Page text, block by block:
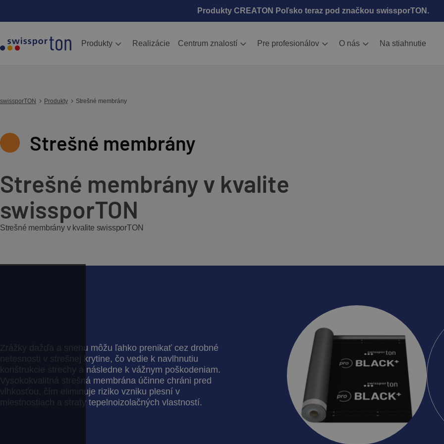
Produkty CREATON Poľsko teraz pod značkou swissporTON.
Produkty Realizácie Centrum znalostí Pre profesionálov O nás Na stiahnutie
swissporTON Produkty Strešné membrány
Strešné membrány
Strešné membrány v kvalite
swissporTON
Strešné membrány v kvalite swissporTON
Zrážky dažďa a snehu môžu ľahko prenikať cez drobné
netesnosti v strešnej krytine, čo vedie k navlhnutiu
konštrukcie strechy a následne k vážnym poškodeniam.
Vysokokvalitná strešná membrána účinne chráni pred
vlhkosťou, čím eliminuje riziko vzniku plesní v
miestnostiach a straty tepelnoizolačných vlastností.